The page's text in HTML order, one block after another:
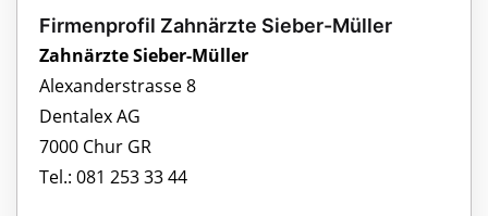
Firmenprofil Zahnärzte Sieber-Müller
Zahnärzte Sieber-Müller
Alexanderstrasse 8
Dentalex AG
7000 Chur GR
Tel.: 081 253 33 44